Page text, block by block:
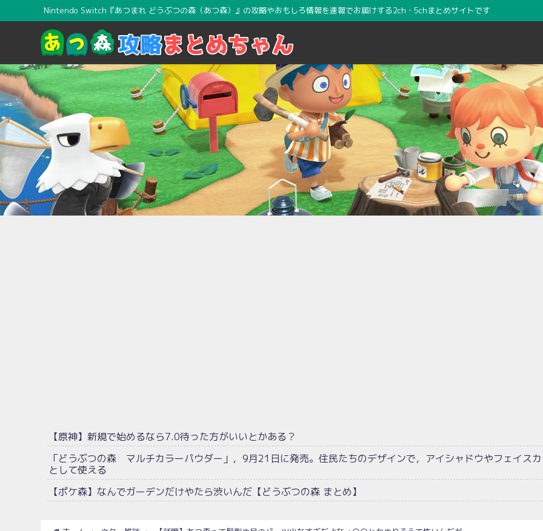
Nintendo Switch『あつまれ どうぶつの森（あつ森）』の攻略やおもしろ情報を速報でお届けする2ch・5chまとめサイトです
【原神】新規で始めるなら7.0待った方がいいとかある？
「どうぶつの森 マルチカラーパウダー」，9月21日に発売。住民たちのデザインで，アイシャドウやフェイス
として使える
【ポケ森】なんでガーデンだけやたら渋いんだ【どうぶつの森 まとめ】